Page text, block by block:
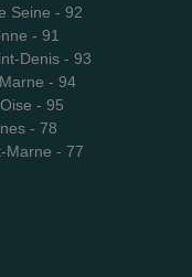
Seine - 92
- 91
Denis - 93
- 94
- 95
- 78
Marne - 77